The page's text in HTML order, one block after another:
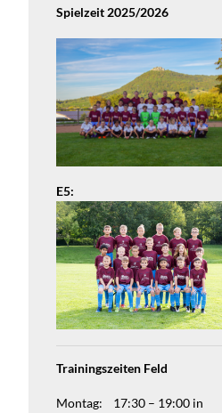
Spielzeit 2025/2026
E5:
Trainingszeiten Feld
Montag: 17:30 – 19:00 in